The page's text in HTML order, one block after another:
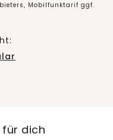
Mobilfunktarif ggf.
für dich